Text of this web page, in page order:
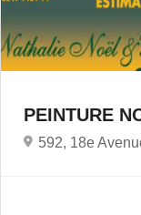
PEINTURE
592, 18e